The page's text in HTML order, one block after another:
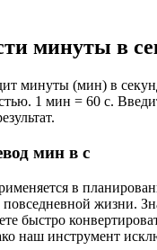
минуты в
минуты (мин) в
1 мин = 60 с.
мин в с
в
жизни.
быстро
наш инструмент